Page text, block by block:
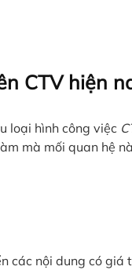
CTV hiện
loại hình công việc
mà mối quan hệ
các nội dung có